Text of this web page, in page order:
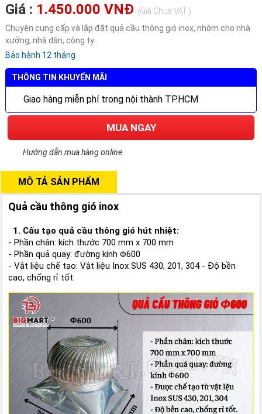
Giá : 1.450.000 VNĐ (Giá Chưa VAT )
Chuyên cung cấp và lắp đặt quả cầu thông gió inox, nhôm cho nhà
xưởng, nhà dân, công ty...
Bảo hành 12 tháng
THÔNG TIN KHUYẾN MÃI
Giao hàng miễn phí trong nội thành TP.HCM
MUA NGAY
Hướng dẫn mua hàng online
MÔ TẢ SẢN PHẨM
Quả cầu thông gió inox
1. Cấu tạo quả cầu thông gió hút nhiệt:
- Phần chân: kích thước 700 mm x 700 mm
- Phần quả quay: đường kính Φ600
- Vật liệu chế tạo: Vật liệu Inox SUS 430, 201, 304 - Độ bền
cao, chống rỉ tốt.